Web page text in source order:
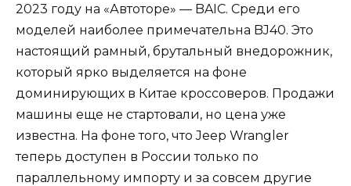
2023 году на «Автоторе» — BAIC. Среди его
моделей наиболее примечательна BJ40. Это
настоящий рамный, брутальный внедорожник,
который ярко выделяется на фоне
доминирующих в Китае кроссоверов. Продажи
машины еще не стартовали, но цена уже
известна. На фоне того, что Jeep Wrangler
теперь доступен в России только по
параллельному импорту и за совсем другие